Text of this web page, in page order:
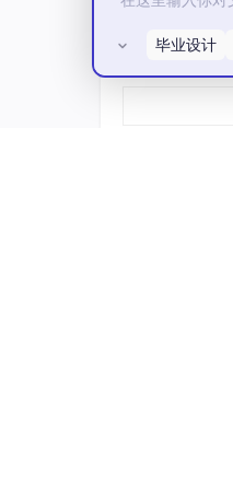
所有评论(0)
毕业设计